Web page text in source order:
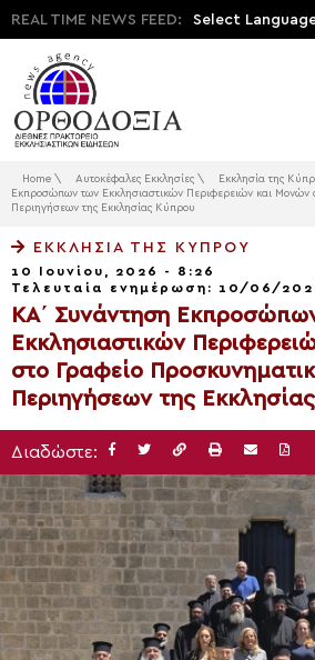
REAL TIME NEWS FEED: Select
Home \ Αυτοκέφαλες Εκκλησίες \ Εκκλησία της
Εκπροσώπων των Εκκλησιαστικών Περιφερειών και Μονών
Περιηγήσεων της Εκκλησίας Κύπρου
ΕΚΚΛΗΣΊΑ ΤΗΣ ΚΎΠΡΟΥ
10 Ιουνίου, 2026 - 8:26
Τελευταία ενημέρωση: 10/06/
ΚΑ΄ Συνάντηση
Εκκλησιαστικών
στο Γραφείο
Περιηγήσεων της
Διαδώστε: